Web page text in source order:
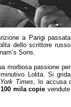
a Parigi passata
dello scrittore russo
Sons.
morbosa passione per
Lolita. Si grida
Times, lo accusa
100 mila copie